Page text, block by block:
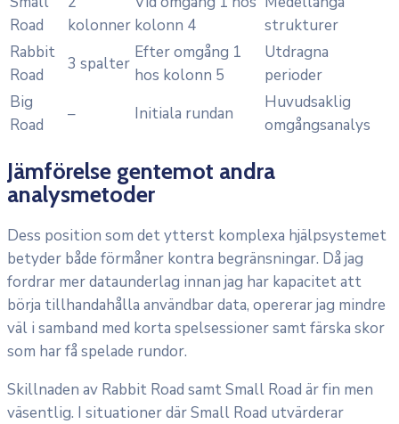
Road
kolonner kolonn 4
strukturer
Rabbit
Road
3 spalter
Efter omgång 1
hos kolonn 5
Utdragna
perioder
Big
Road
– Initiala rundan
Huvudsaklig
omgångsanalys
Jämförelse gentemot andra
analysmetoder
Dess position som det ytterst komplexa hjälpsystemet
betyder både förmåner kontra begränsningar. Då jag
fordrar mer dataunderlag innan jag har kapacitet att
börja tillhandahålla användbar data, opererar jag mindre
väl i samband med korta spelsessioner samt färska skor
som har få spelade rundor.
Skillnaden av Rabbit Road samt Small Road är fin men
väsentlig. I situationer där Small Road utvärderar